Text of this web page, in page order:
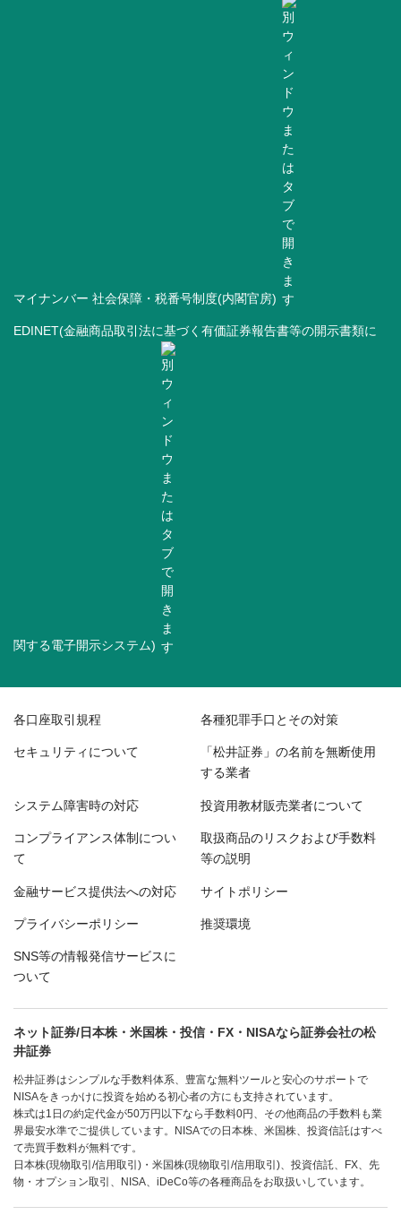
マイナンバー 社会保障・税番号制度(内閣官房)
EDINET(金融商品取引法に基づく有価証券報告書等の開示書類に
関する電子開示システム)
各口座取引規程 各種犯罪手口とその対策
セキュリティについて 「松井証券」の名前を無断使用
する業者
システム障害時の対応 投資用教材販売業者について
コンプライアンス体制につい
て
取扱商品のリスクおよび手数料
等の説明
金融サービス提供法への対応 サイトポリシー
プライバシーポリシー 推奨環境
SNS等の情報発信サービスに
ついて
ネット証券/日本株・米国株・投信・FX・NISAなら証券会社の松
井証券
松井証券はシンプルな手数料体系、豊富な無料ツールと安心のサポートで
NISAをきっかけに投資を始める初心者の方にも支持されています。
株式は1日の約定代金が50万円以下なら手数料0円、その他商品の手数料も業
界最安水準でご提供しています。NISAでの日本株、米国株、投資信託はすべ
て売買手数料が無料です。
日本株(現物取引/信用取引)・米国株(現物取引/信用取引)、投資信託、FX、先
物・オプション取引、NISA、iDeCo等の各種商品をお取扱いしています。